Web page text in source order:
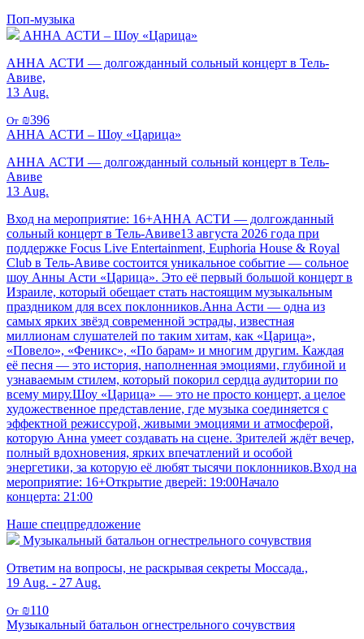
Поп-музыка
АННА АСТИ – Шоу «Царица»
АННА АСТИ — долгожданный сольный концерт в Тель-
Авиве,
13 Aug.
От ₪396
АННА АСТИ – Шоу «Царица»
АННА АСТИ — долгожданный сольный концерт в Тель-
Авиве
13 Aug.
Вход на мероприятие: 16+АННА АСТИ — долгожданный
сольный концерт в Тель-Авиве13 августа 2026 года при
поддержке Focus Live Entertainment, Euphoria House & Royal
Club в Тель-Авиве состоится уникальное событие — сольное
шоу Анны Асти «Царица». Это её первый большой концерт в
Израиле, который обещает стать настоящим музыкальным
праздником для всех поклонников.Анна Асти — одна из
самых ярких звёзд современной эстрады, известная
миллионам слушателей по таким хитам, как «Царица»,
«Повело», «Феникс», «По барам» и многим другим. Каждая
её песня — это история, наполненная эмоциями, глубиной и
узнаваемым стилем, который покорил сердца аудитории по
всему миру.Шоу «Царица» — это не просто концерт, а целое
художественное представление, где музыка соединяется с
эффектной режиссурой, живыми эмоциями и атмосферой,
которую Анна умеет создавать на сцене. Зрителей ждёт вечер,
полный вдохновения, ярких впечатлений и особой
энергетики, за которую её любят тысячи поклонников.Вход на
мероприятие: 16+Открытие дверей: 19:00Начало
концерта: 21:00
Наше спецпредложение
Музыкальный батальон огнестрельного сочувствия
Ответим на вопросы, не раскрывая секреты Моссада.,
19 Aug. - 27 Aug.
От ₪110
Музыкальный батальон огнестрельного сочувствия